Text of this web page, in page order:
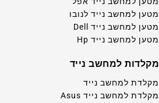
מטען למחשב נייד לנובו
מטען למחשב נייד Dell
מטען למחשב נייד Hp
מקלדות למחשב נייד
מקלדת למחשב נייד
מקלדת למחשב נייד Asus